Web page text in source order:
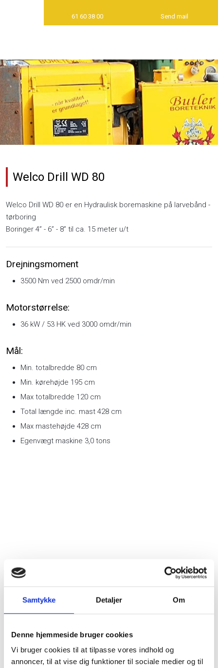
Samtykke Detaljer Om
Denne hjemmeside bruger cookies
Vi bruger cookies til at tilpasse vores indhold og
annoncer, til at vise dig funktioner til sociale medier og til
61 60 38 00 Send mail
Welco Drill WD 80
Welco Drill WD 80 er en Hydraulisk boremaskine på larvebånd -
tørboring
Boringer 4” - 6” - 8” til ca. 15 meter u/t
​​Drejningsmoment
3500 Nm ved 2500 omdr/min
Motorstørrelse:
36 kW / 53 HK ved 3000 omdr/min
Mål:
Min. totalbredde 80 cm
Min. kørehøjde 195 cm
Max totalbredde 120 cm
Total længde inc. mast 428 cm
Max mastehøjde 428 cm
Egenvægt maskine 3,0 tons​
Jorbundsundersøgelser:
Geotekniske boringer
Kerneboringer-Geobor S (146mm)
Hydrogeologiske boringer
Vandforsyningsboringer